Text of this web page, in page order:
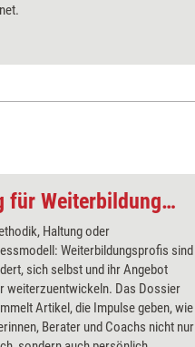
Weiterentwicklung für Weiterbildungsprofis
Haltung oder
Weiterbildungsprofis sind
sich selbst und ihr Angebot
weiterzuentwickeln. Das Dossier
Artikel, die Impulse geben, wie
Berater und Coachs nicht nur